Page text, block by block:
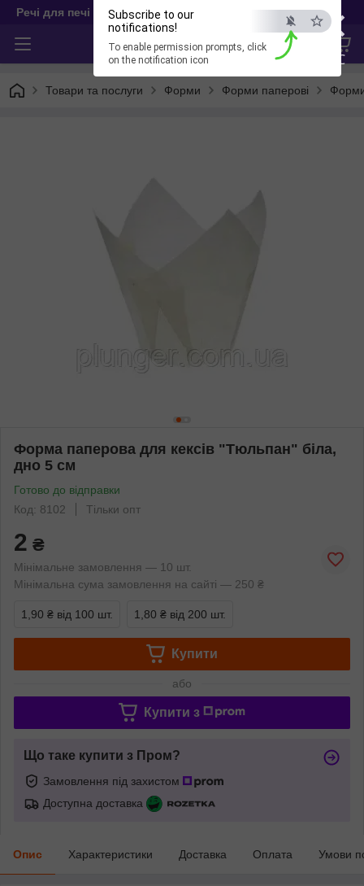
×
ESC
Subscribe to our
notifications!
To enable permission prompts, click
on the notification icon
Речі для печі
Товари та послуги Форми Форми паперові
Форма паперова для кексів "Тюльпан" біла,
дно 5 см
Готово до відправки
Код: 8102
Тільки опт
2 ₴
Мінімальне замовлення — 10 шт.
Мінімальна сума замовлення на сайті — 250 ₴
1,90 ₴ від 100 шт. 1,80 ₴ від 200 шт.
Купити
або
Купити з
Що таке купити з Пром?
Замовлення під захистом
Доступна доставка
Опис Характеристики Доставка Оплата Умови